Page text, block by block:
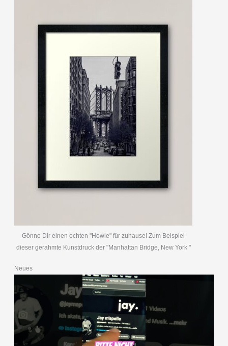
Gönne Dir einen echten "Howie" für zuhause! Zum Beispiel
dieser gerahmte Kunstdruck der "Manhattan Bridge, New York "
Neues